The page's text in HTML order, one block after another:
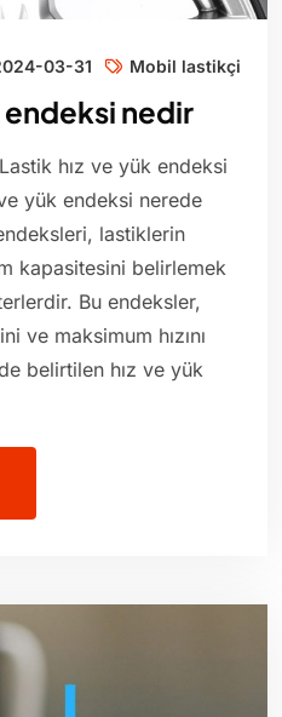
03-31 Mobil lastikçi
endeksi nedir
hız ve yük endeksi
yük endeksi nerede
lastiklerin
kapasitesini belirlemek
Bu endeksler,
ve maksimum hızını
belirtilen hız ve yük